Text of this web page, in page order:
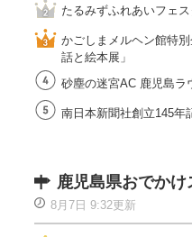
たるみずふれあいフェス
かごしまメルヘン館特
話と絵本展」
砂塵の迷宮AC 鹿児島ラ
南日本新聞社創立145
鹿児島県おでか
8月7日 9:32更新